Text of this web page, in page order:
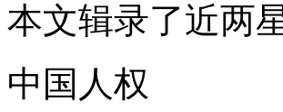
本文辑录了近两
中国人权